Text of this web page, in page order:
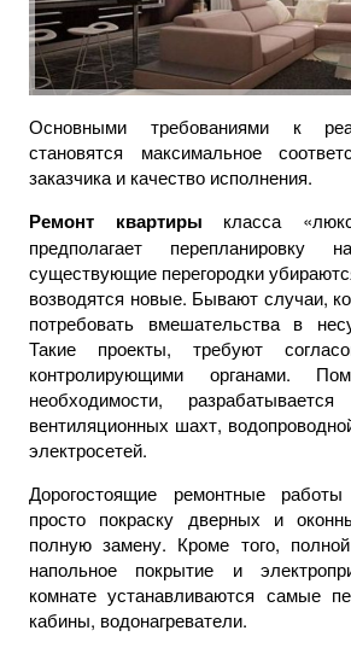
Основными требованиями к
становятся максимальное
заказчика и качество исполнения.
Ремонт квартиры класса
предполагает перепланировку
существующие перегородки
возводятся новые. Бывают случаи,
потребовать вмешательства в
Такие проекты, требуют
контролирующими органами.
необходимости,
вентиляционных шахт,
электросетей.
Дорогостоящие ремонтные
просто покраску дверных и
полную замену. Кроме того,
напольное покрытие и
комнате устанавливаются самые
кабины, водонагреватели.